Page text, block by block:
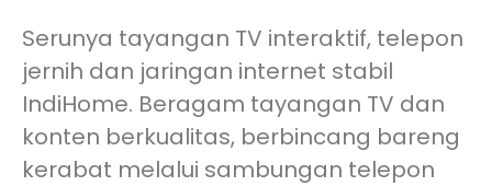
Serunya tayangan TV interaktif, telepon
jernih dan jaringan internet stabil
IndiHome. Beragam tayangan TV dan
konten berkualitas, berbincang bareng
kerabat melalui sambungan telepon